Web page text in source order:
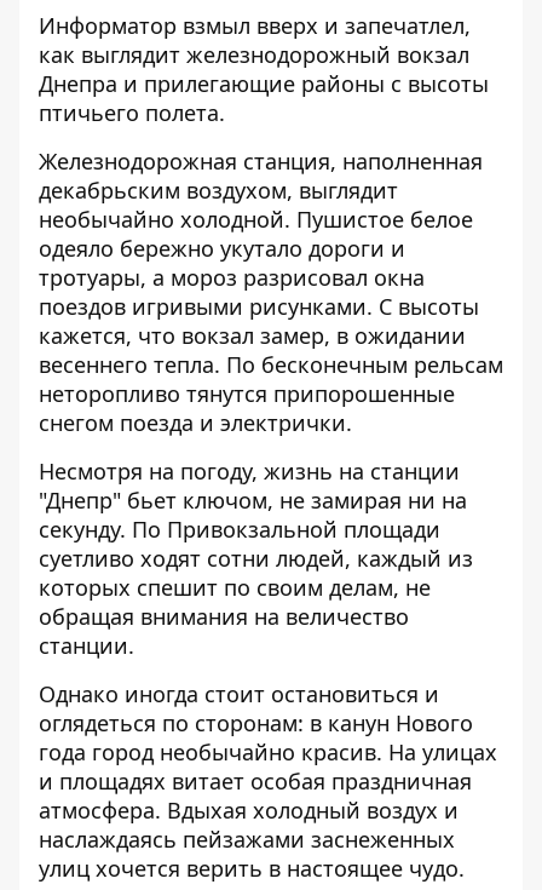
Информатор взмыл вверх и запечатлел,
как выглядит железнодорожный вокзал
Днепра и прилегающие районы с высоты
птичьего полета.
Железнодорожная станция, наполненная
декабрьским воздухом, выглядит
необычайно холодной. Пушистое белое
одеяло бережно укутало дороги и
тротуары, а мороз разрисовал окна
поездов игривыми рисунками. С высоты
кажется, что вокзал замер, в ожидании
весеннего тепла. По бесконечным рельсам
неторопливо тянутся припорошенные
снегом поезда и электрички.
Несмотря на погоду, жизнь на станции
"Днепр" бьет ключом, не замирая ни на
секунду. По Привокзальной площади
суетливо ходят сотни людей, каждый из
которых спешит по своим делам, не
обращая внимания на величество
станции.
Однако иногда стоит остановиться и
оглядеться по сторонам: в канун Нового
года город необычайно красив. На улицах
и площадях витает особая праздничная
атмосфера. Вдыхая холодный воздух и
наслаждаясь пейзажами заснеженных
улиц хочется верить в настоящее чудо.